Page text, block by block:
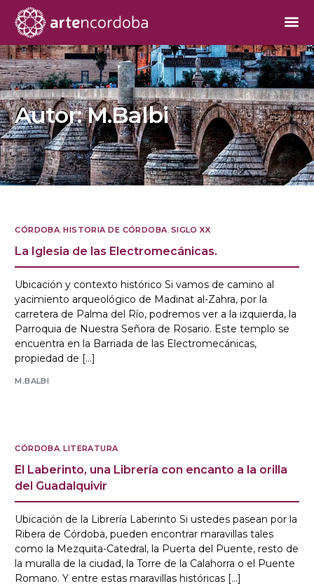
Autor:M.Balbi
CÓRDOBA ,HISTORIA DE CÓRDOBA SIGLO XX
La Iglesia de las Electromecánicas.
Ubicación y contexto histórico Si vamos de camino al
yacimiento arqueológico de Madinat al-Zahra, por la
carretera de Palma del Río, podremos ver a la izquierda, la
Parroquia de Nuestra Señora de Rosario. Este templo se
encuentra en la Barriada de las Electromecánicas,
propiedad de […]
M.BALBI
CÓRDOBA,LITERATURA
El Laberinto, una Librería con encanto a la orilla
del Guadalquivir
Ubicación de la Librería Laberinto Si ustedes pasean por la
Ribera de Córdoba, pueden encontrar maravillas tales
como la Mezquita-Catedral, la Puerta del Puente, resto de
la muralla de la ciudad, la Torre de la Calahorra o el Puente
Romano. Y entre estas maravillas históricas […]